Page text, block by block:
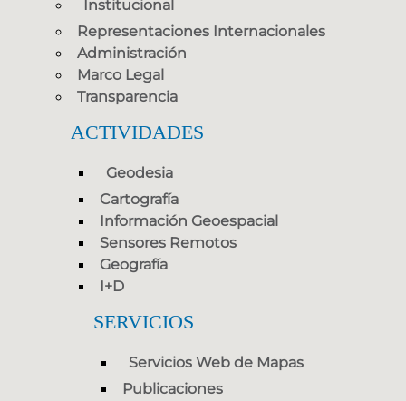
Institucional
Representaciones Internacionales
Administración
Marco Legal
Transparencia
ACTIVIDADES
Geodesia
Cartografía
Información Geoespacial
Sensores Remotos
Geografía
I+D
SERVICIOS
Servicios Web de Mapas
Publicaciones